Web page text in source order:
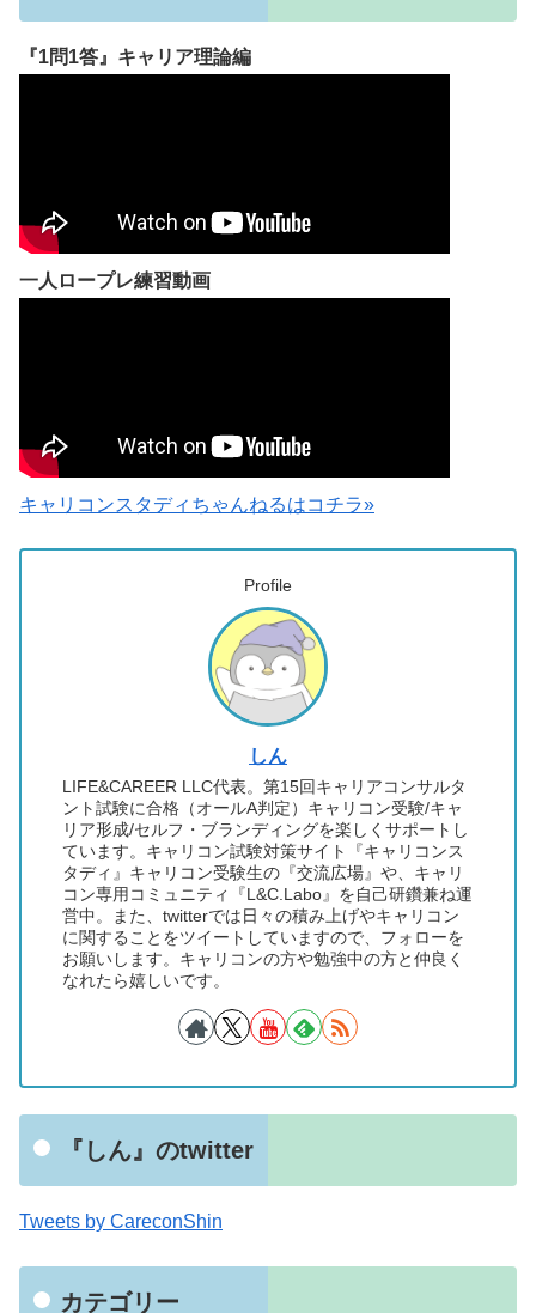
『1問1答』キャリア理論編
一人ロープレ練習動画
キャリコンスタディちゃんねるはコチラ»
Profile
しん
LIFE&CAREER LLC代表。第15回キャリアコンサルタ
ント試験に合格（オールA判定）キャリコン受験/キャ
リア形成/セルフ・ブランディングを楽しくサポートし
ています。キャリコン試験対策サイト『キャリコンス
タディ』キャリコン受験生の『交流広場』や、キャリ
コン専用コミュニティ『L&C.Labo』を自己研鑽兼ね運
営中。また、twitterでは日々の積み上げやキャリコン
に関することをツイートしていますので、フォローを
お願いします。キャリコンの方や勉強中の方と仲良く
なれたら嬉しいです。
『しん』のtwitter
Tweets by CareconShin
カテゴリー